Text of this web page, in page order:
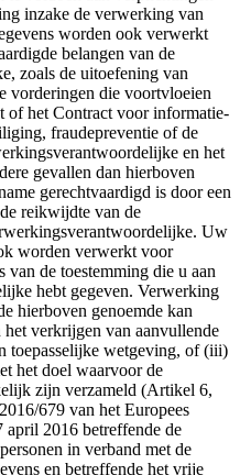
inzake de verwerking van
worden ook verwerkt
belangen van de
zoals de uitoefening van
vorderingen die voortvloeien
of het Contract voor informatie-
fraudepreventie of de
en het
gevallen dan hierboven
gerechtvaardigd is door een
reikwijdte van de
Uw
worden verwerkt voor
van de toestemming die u aan
hebt gegeven. Verwerking
hierboven genoemde kan
verkrijgen van aanvullende
toepasselijke wetgeving, of (iii)
het doel waarvoor de
zijn verzameld (Artikel 6,
679 van het Europees
april 2016 betreffende de
in verband met de
en betreffende het vrije